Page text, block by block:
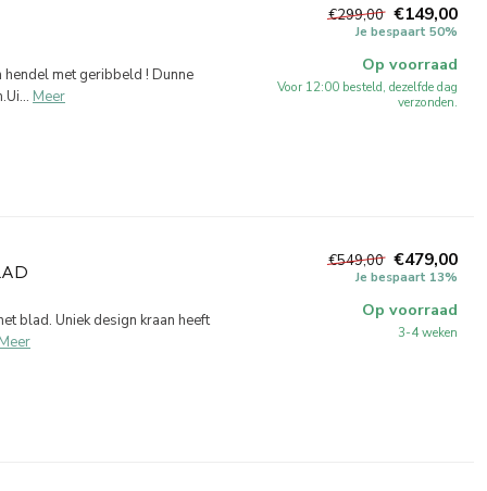
met geribbeld ! Dunne
Meer
€299,00 €149,00
Je bespaart 50%
Op voorraad
Voor 12:00 besteld, dezelfde dag
verzonden.
blad. Uniek design kraan heeft
€549,00 €479,00
Je bespaart 13%
Op voorraad
3-4 weken